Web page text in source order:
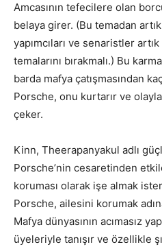
Amcasının tefecilere olan
belaya girer. (Bu temadan artık
yapımcıları ve senaristler
temalarını bırakmalı.) Bu
barda mafya çatışmasından
Porsche, onu kurtarır ve
çeker.
Kinn, Theerapanyakul adlı
Porsche’nin cesaretinden
koruması olarak işe almak
Porsche, ailesini korumak
Mafya dünyasının acımasız
üyeleriyle tanışır ve özellikle